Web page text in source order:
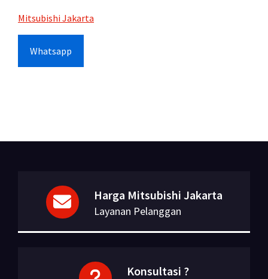
Mitsubishi Jakarta
Whatsapp
Harga Mitsubishi Jakarta
Layanan Pelanggan
Konsultasi ?